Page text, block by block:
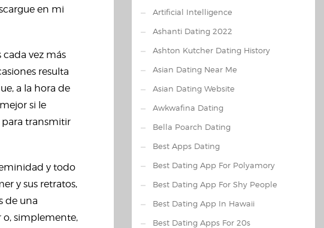
en mi
vez más
resulta
a la hora de
si le
para transmitir
y todo
y sus retratos,
de una
o, simplemente,
Artificial Intelligence
Ashanti Dating 2022
Ashton Kutcher Dating History
Asian Dating Near Me
Asian Dating Website
Awkwafina Dating
Bella Poarch Dating
Best Apps Dating
Best Dating App For Polyamory
Best Dating App For Shy People
Best Dating App In Hawaii
Best Dating Apps For 20s